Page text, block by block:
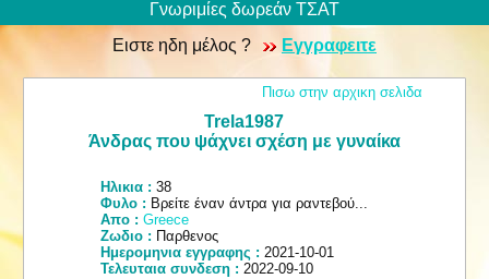
Γνωριμίες δωρεάν ΤΣΑΤ
Ειστε ηδη μέλος ?
Εγγραφειτε
Πισω στην αρχικη σελιδα
Trela1987
Άνδρας που ψάχνει σχέση με γυναίκα
Ηλικια : 38
Φυλο : Βρείτε έναν άντρα για ραντεβού...
Απο : Greece
Ζωδιο : Παρθενος
Ημερομηνια εγγραφης : 2021-10-01
Τελευταια συνδεση : 2022-09-10